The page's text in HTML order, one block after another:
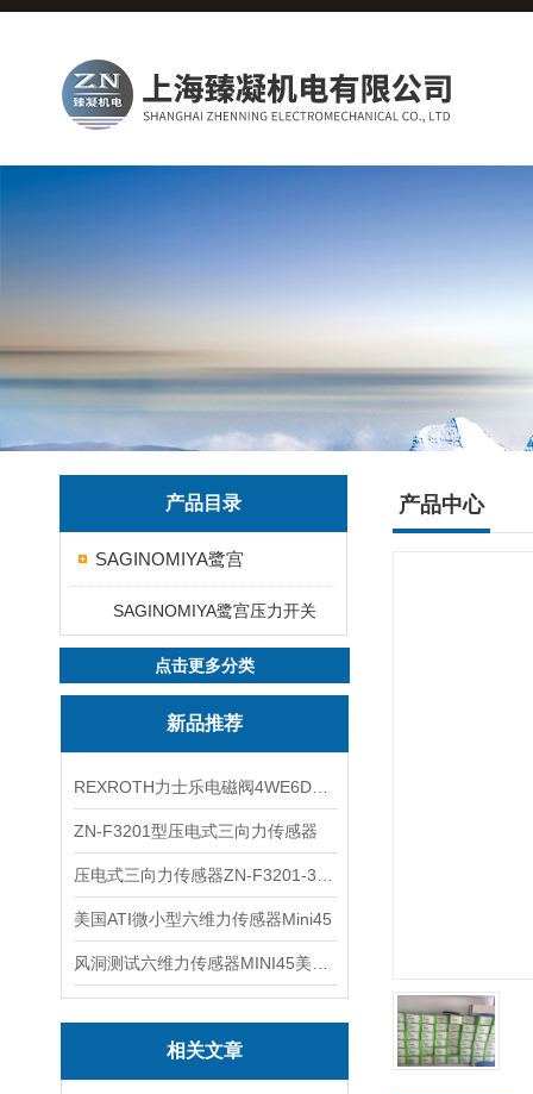
产品目录
SAGINOMIYA鹭宫
SAGINOMIYA鹭宫压力开关
点击更多分类
新品推荐
ZN-F3201型压电式三向力传感器
美国ATI微小型六维力传感器Mini45
相关文章
产品中心